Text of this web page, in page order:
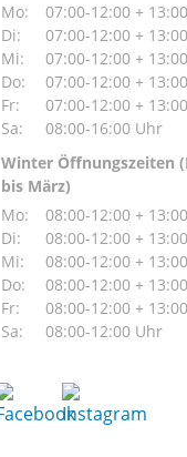
Mo:
07:00-12:00 +
Di:
07:00-12:00 +
Mi:
07:00-12:00 +
Do:
07:00-12:00 +
Fr:
07:00-12:00 +
Sa:
08:00-16:00 Uhr
Winter Öffnungszeiten
bis März)
Mo:
08:00-12:00 +
Di:
08:00-12:00 +
Mi:
08:00-12:00 +
Do:
08:00-12:00 +
Fr:
08:00-12:00 +
Sa:
08:00-12:00 Uhr